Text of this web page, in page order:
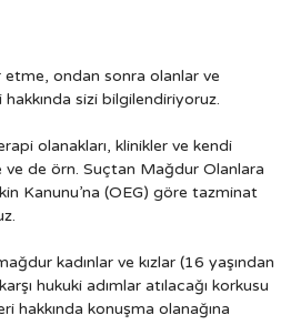
ondan sonra olanlar ve
hakkında sizi bilgilendiriyoruz.
olanakları, klinikler ve kendi
ve de örn. Suçtan Mağdur Olanlara
Kanunu’na (OEG) göre tazminat
kadınlar ve kızlar (16 yaşından
hukuki adımlar atılacağı korkusu
hakkında konuşma olanağına